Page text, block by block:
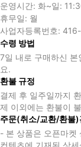
운영시간: 화~일:
휴무일: 월
사업자등록번호:
수령 방법
7일 내로 구매하신 본
요.
환불 규정
결제 후 일주일까지
제 이외에는 환불이
주문(취소/교환/환불)
- 본 상품은 오픈마켓
컨텐츠에 기재된 상